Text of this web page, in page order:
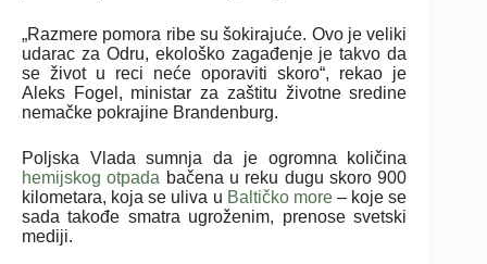
„Razmere pomora ribe su šokirajuće. Ovo je veliki
udarac za Odru, ekološko zagađenje je takvo da
se život u reci neće oporaviti skoro“, rekao je
Aleks Fogel, ministar za zaštitu životne sredine
nemačke pokrajine Brandenburg.
Poljska Vlada sumnja da je ogromna količina
hemijskog otpada bačena u reku dugu skoro 900
kilometara, koja se uliva u Baltičko more– koje se
sada takođe smatra ugroženim, prenose svetski
mediji.